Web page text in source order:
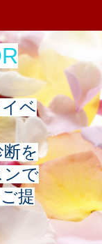
ベ
を
で
提